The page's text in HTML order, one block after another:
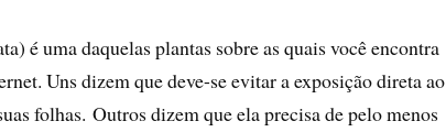
é uma daquelas plantas sobre as quais você encontra
Uns dizem que deve-se evitar a exposição direta ao
folhas. Outros dizem que ela precisa de pelo menos